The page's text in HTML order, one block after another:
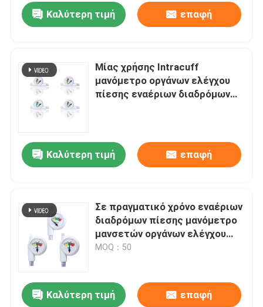
Καλύτερη τιμή επαφή
Μίας χρήσης Intracuff
μανόμετρο οργάνων ελέγχου
πίεσης εναέριων διαδρόμων
Καλύτερη τιμή επαφή
Σε πραγματικό χρόνο εναέριων
διαδρόμων πίεσης μανόμετρο
μανσετών οργάνων ελέγχου
μίας χρήσης
MOQ：50
Καλύτερη τιμή επαφή